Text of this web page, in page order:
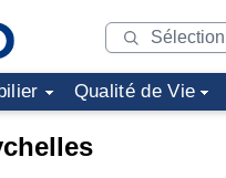
Qualité de Vie